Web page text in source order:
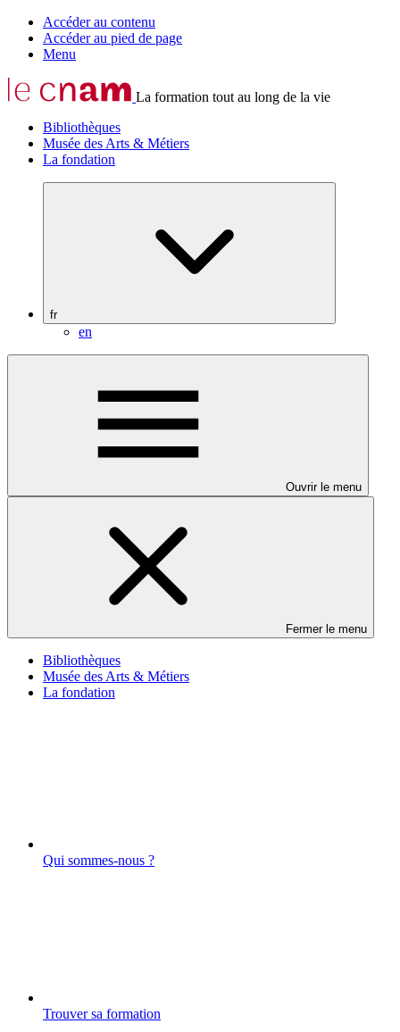
Accéder au contenu
Accéder au pied de page
Menu
La formation tout au long de la vie
Bibliothèques
Musée des Arts & Métiers
La fondation
fr
en
Ouvrir le menu
Fermer le menu
Bibliothèques
Musée des Arts & Métiers
La fondation
Qui sommes-nous ?
Trouver sa formation